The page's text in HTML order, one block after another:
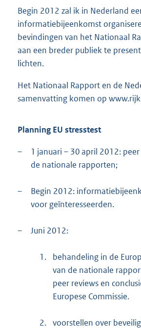
Begin 2012 zal ik in Nederland
informatiebijeenkomst
bevindingen van het Nationaal
aan een breder publiek te
lichten.
Het Nationaal Rapport en de
samenvatting komen op
Planning EU stresstest
–
1 januari – 30 april 2012:
de nationale rapporten;
–
Begin 2012:
voor geïnteresseerden.
– Juni 2012:
1.
behandeling in de
van de nationale
peer reviews en
Europese Commissie.
2. voorstellen over